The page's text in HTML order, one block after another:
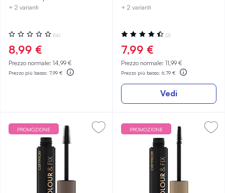
+ 2 varianti
Valutazione:
0%
(14)
8,99 €
Prezzo normale: 14,99 €
Prezzo più basso: 7,99 €
+ 2 varianti
Valutazione:
90%
(2)
7,99 €
Prezzo normale: 11,99 €
Prezzo più basso: 6,79 €
Vedi
PROMOZIONE PROMOZIONE